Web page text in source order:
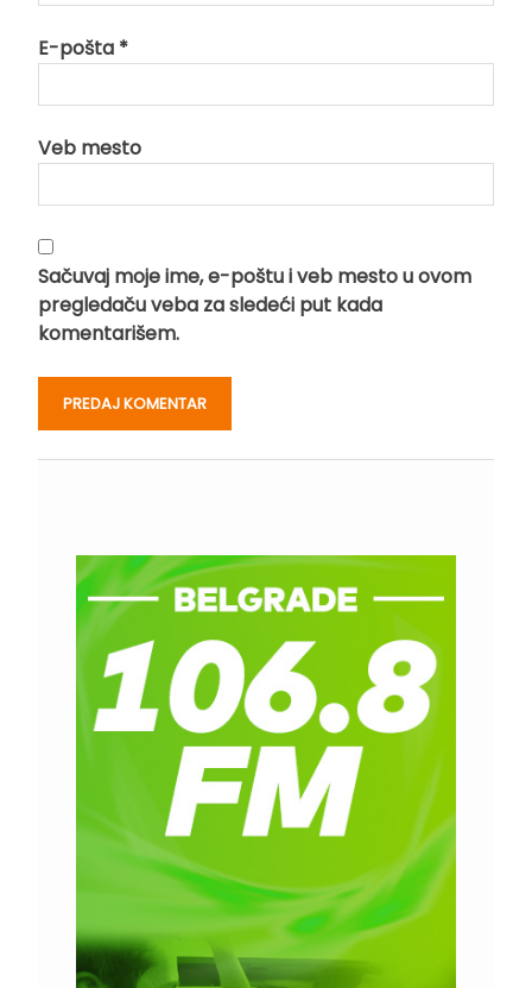
E-pošta *
Veb mesto
Sačuvaj moje ime, e-poštu i veb mesto u ovom
pregledaču veba za sledeći put kada
komentarišem.